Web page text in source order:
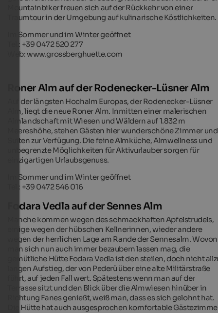
Mountainbiker freuen sich auf der Rückkehr von einer
Traumtour in der Umgebung auf kulinarische Köstlichkeiten.
Im Sommer und im Winter geöffnet
Tel.: +39 0472 520 277
Web: www.grossberghuette.com
Roner Alm auf der Rodenecker-Lüsner Alm
Auf der längsten Hochalm Europas, der Rodenecker-Lüsner
Alm, liegt die neue Roner Alm. Inmitten einer malerischen
Almlandschaft mit Wiesen und Wäldern auf 1.832 m
Meereshöhe, stehen Gästen hier wunderschöne Zimmer und
Suiten zur Verfügung. Die feine Almküche, Almwellness und
unbegrenzte Möglichkeiten für Aktivurlauber sorgen für
einzigartigen Urlaubsgenuss.
Im Sommer und im Winter geöffnet
Tel.: +39 0472 546 016
Fodara Vedla auf der Sennes Alm
Manche kommen wegen des schmackhaften Apfelstrudels,
einige wegen der hübschen Kellnerinnen, wieder andere
wegen der herrlichen Lage am Rande der Sennesalm. Wovon
man sich nun auch immer bezaubern lassen mag, die
gemütliche Hütte Fodara Vedla ist den steilen, doch nicht
langen Aufstieg, der von Pederü über eine alte Militärstraße
führt, auf jeden Fall wert. Spätestens wenn man auf der
Terrasse sitzt und den Blick über die Almwiesen hinüber in
Richtung Fanes genießt, weiß man, dass es sich gelohnt hat.
Die Hütte hat auch ausgesprochen komfortable